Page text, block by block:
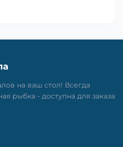
на ваш стол! Всегда
рыбка - доступна для заказа